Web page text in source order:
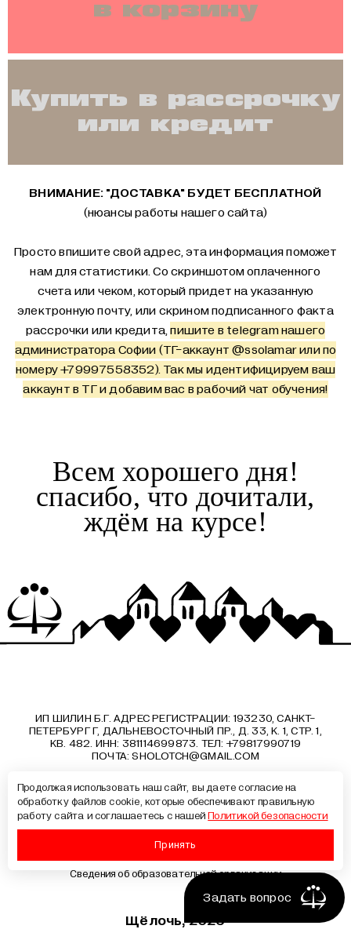
в корзину
Купить в рассрочку
или кредит
ВНИМАНИЕ: "ДОСТАВКА" БУДЕТ БЕСПЛАТНОЙ
(нюансы работы нашего сайта)
Просто впишите свой адрес, эта информация поможет
нам для статистики. Со скриншотом оплаченного
счета или чеком, который придет на указанную
электронную почту, или скрином подписанного факта
рассрочки или кредита,пишите в telegram нашего
администратора Софии (ТГ-аккаунт@ssolamarили по
номеру +79997558352). Так мы идентифицируем ваш
аккаунт в ТГ и добавим вас в рабочий чат обучения!
Всем хорошего дня!
спасибо, что дочитали,
ждём на курсе!
Задать вопрос
ИП ШИЛИН Б.Г. АДРЕС РЕГИСТРАЦИИ: 193230, САНКТ-
ПЕТЕРБУРГ Г, ДАЛЬНЕВОСТОЧНЫЙ ПР., Д. 33, К. 1, СТР. 1,
КВ. 482. ИНН: 381114699873. ТЕЛ: +79817990719
ПОЧТА:SHOLOTCH@GMAIL.COM
Публичная оферта
Политика конфиденциальности
Документы
Образовательные программы
Лицензия на образовательную деятельность
Сведения об образовательной организации
Щёлочь, 2026
Продолжая использовать наш сайт, вы даете согласие на
обработку файлов cookie, которые обеспечивают правильную
работу сайта и соглашаетесь с нашейПолитикой безопасности
Принять